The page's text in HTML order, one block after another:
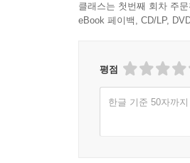
클래스는 첫번째 회차 주
eBook 페이백, CD/LP,
평점
한글 기준 50자까